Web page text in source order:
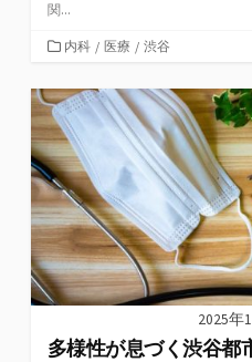
関...
カ
ゴ
リ
ー
内科 / 医療 / 渋谷
2025年
多様性が息づく渋谷都